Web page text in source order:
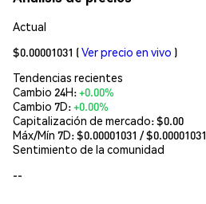
Actual
$0.00001031 (Ver precio en vivo )
Tendencias recientes
Cambio 24H:+0.00%
Cambio 7D:+0.00%
Capitalización de mercado:$0.00
Máx/Mín 7D: $0.00001031 / $0.00001031
Sentimiento de la comunidad
--